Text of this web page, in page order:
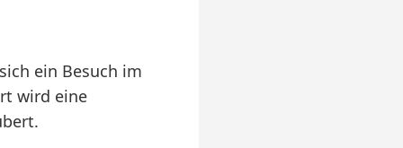
ein Besuch im
wird eine